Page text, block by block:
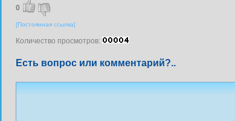
0
[Постоянная ссылка]
Количество просмотров:
Есть вопрос или комментарий?..